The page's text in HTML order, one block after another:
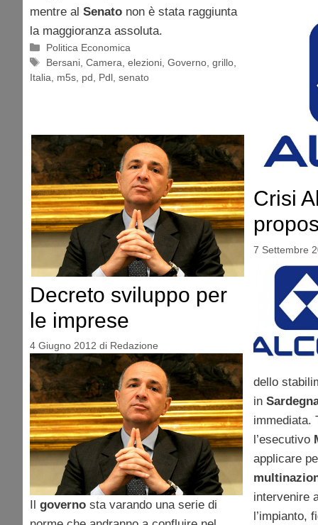
mentre al Senato non è stata raggiunta
la maggioranza assoluta.
Categorie
Politica Economica
Tag
Bersani ,Camera ,elezioni ,Governo ,grillo
Italia
m5s pd Pdl senato
Crisi
7 Settembre
dello
in
immediata.
l’esecutivo
applicare
intervenire
l’impianto,
Decreto sviluppo per
le imprese
4 Giugno 2012 di Redazione
Il governo sta varando una serie di